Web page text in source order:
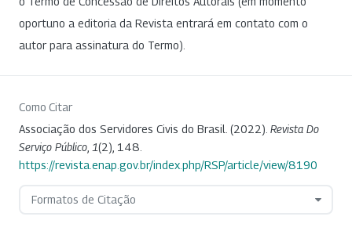
oportuno a editoria da Revista entrará em contato com o
autor para assinatura do Termo).
Como Citar
Associação dos Servidores Civis do Brasil. (2022). Revista Do
Serviço Público 1(2), 148.
https://revista.enap.gov.br/index.php/RSP/article/view/8190
Formatos de Citação